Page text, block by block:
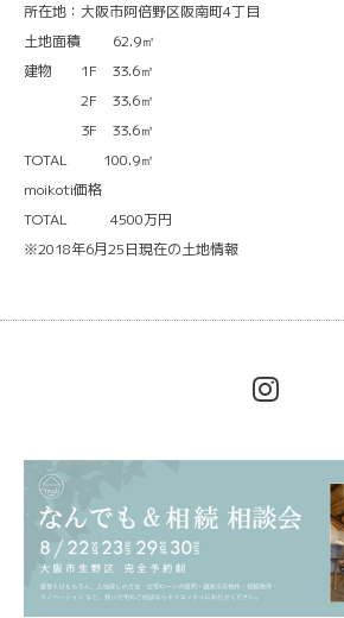
所在地：大阪市阿倍野区阪南町4丁目
土地面積 62.9㎡
建物 1F 33.6㎡
2F 33.6㎡
3F 33.6㎡
TOTAL 100.9㎡
moikoti価格
TOTAL 4500万円
※2018年6月25日現在の土地情報